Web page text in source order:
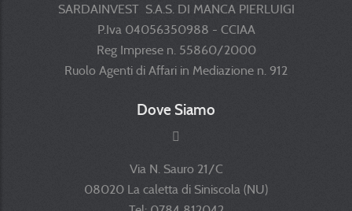
SARDAINVEST S.A.S. DI MANCA PIERLUIGI
P.Iva 04056350988 - CCIAA
Reg Imprese n. 55860/2000
Ruolo Agenti di Affari in Mediazione n. 912
Dove Siamo
Via N. Sauro 21/C
08020 La caletta di Siniscola (NU)